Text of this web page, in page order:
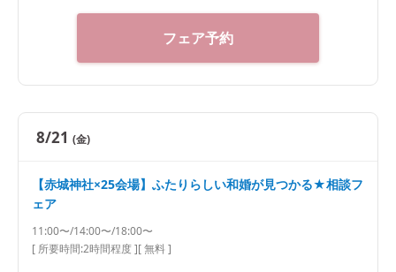
0～20：00（火曜定休） 【アクセス】 JR線「飯田橋
駅」西口徒歩3分／東京メトロ東西線・有楽町線・南北
フェア予約
8/21 (金)
【赤城神社×25会場】ふたりらしい和婚が見つかる★相談フ
ェア
11:00〜/14:00〜/18:00〜
[ 所要時間:2時間程度][ 無料 ]